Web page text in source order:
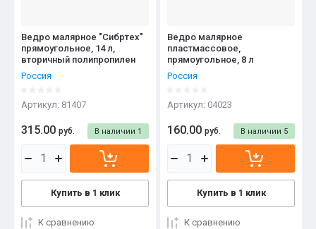
Ведро малярное "Сибртех"
прямоугольное, 14 л,
вторичный полипропилен
Россия
Артикул: 81407
В наличии 1
315.00 руб.
Купить в 1 клик
К сравнению
Ведро малярное
пластмассовое,
прямоугольное, 8 л
Россия
Артикул: 04023
В наличии 5
160.00 руб.
Купить в 1 клик
К сравнению